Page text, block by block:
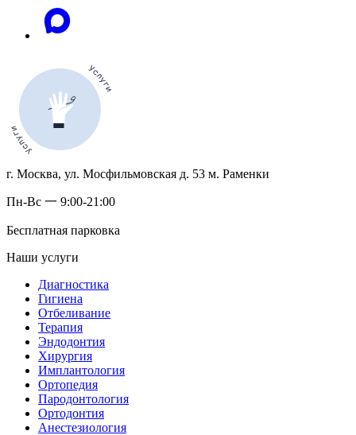
г. Москва, ул. Мосфильмовская д. 53 м. Раменки
Пн-Вс 一 9:00-21:00
Бесплатная парковка
Наши услуги
Диагностика
Гигиена
Отбеливание
Терапия
Эндодонтия
Хирургия
Имплантология
Ортопедия
Пародонтология
Ортодонтия
Анестезиология